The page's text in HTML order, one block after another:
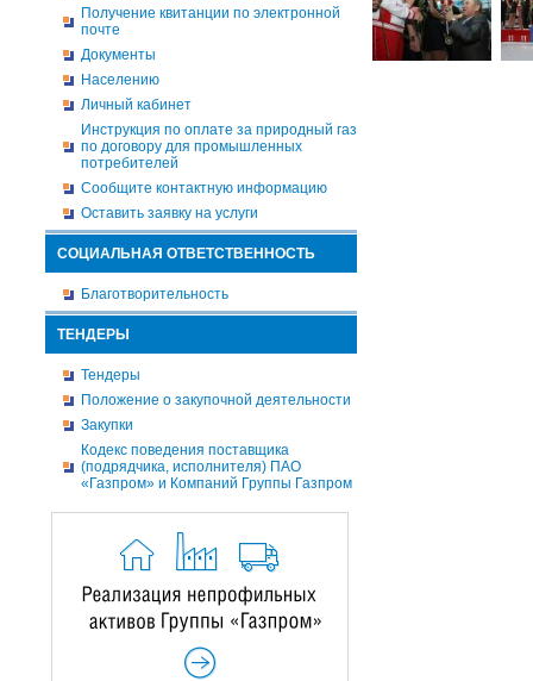
Получение квитанции по электронной
почте
Документы
Населению
Личный кабинет
Инструкция по оплате за природный газ
по договору для промышленных
потребителей
Сообщите контактную информацию
Оставить заявку на услуги
СОЦИАЛЬНАЯ ОТВЕТСТВЕННОСТЬ
Благотворительность
ТЕНДЕРЫ
Тендеры
Положение о закупочной деятельности
Закупки
Кодекс поведения поставщика
(подрядчика, исполнителя) ПАО
«Газпром» и Компаний Группы Газпром